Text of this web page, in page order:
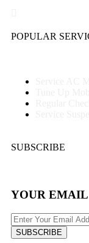
POPULAR
SUBSCRIBE
YOUR EMAIL
SUBSCRIBE